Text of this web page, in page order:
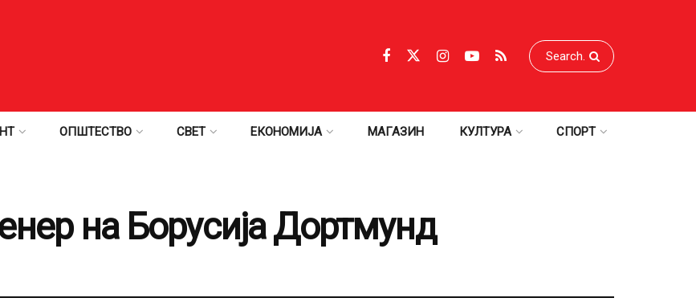
ОПШТЕСТВО СВЕТ ЕКОНОМИЈА МАГАЗИН КУЛТУРА СПОРТ
на Борусија Дортмунд